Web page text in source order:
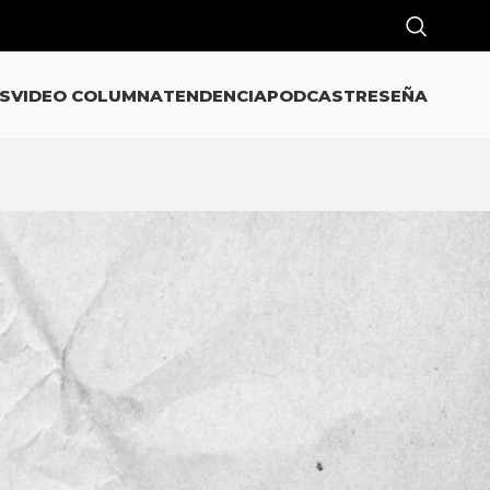
VIDEO COLUMNATENDENCIAPODCASTRESEÑA